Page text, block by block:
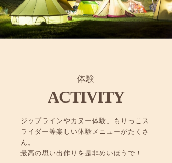
体験
ACTIVITY
ジップラインやカヌー体験、もりっこス
ライダー等楽しい体験メニューがたくさ
ん。
最高の思い出作りを是非めいほうで！